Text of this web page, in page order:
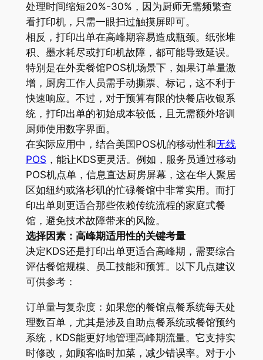
处理时间缩短20%-30%，因为厨师无需频繁查
看打印机，只需一眼扫过触摸屏即可。
相反，打印出单在高峰期容易造成瓶颈。纸张堆
积、墨水耗尽或打印机故障，都可能导致延误。
特别是在外卖餐馆POS机场景下，如果订单量激
增，厨房工作人员需手动撕票、标记，这不利于
快速响应。不过，对于预算有限的快餐店收银系
统，打印出单的初始成本较低，且无需额外培训
厨师使用数字界面。
在实际应用中，结合美国POS机的移动性和无线
POS ，能让KDS更灵活。例如，服务员通过移动
POS机点单，信息直达厨房屏幕，这在华人聚居
区如纽约或洛杉矶的忙碌餐馆中非常实用。而打
印出单则更适合那些依赖传统流程的家庭式餐
馆，避免技术故障带来的风险。
选择因素：高峰期适用性的关键考量
决定KDS还是打印出单更适合高峰期，需要综合
评估餐馆规模、员工技能和预算。以下几点建议
可供参考：
订单量与复杂度：如果您的餐馆点餐系统每天处
理数百单，尤其是涉及自助点餐系统或餐馆预约
系统，KDS能更好地管理高峰期流量。它支持实
时修改，如顾客临时加菜，减少错误率。对于小